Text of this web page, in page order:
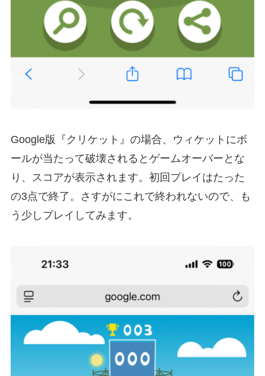
Google版『クリケット』の場合、ウィケットにボ
ールが当たって破壊されるとゲームオーバーとな
り、スコアが表示されます。初回プレイはたった
の3点で終了。さすがにこれで終われないので、も
う少しプレイしてみます。